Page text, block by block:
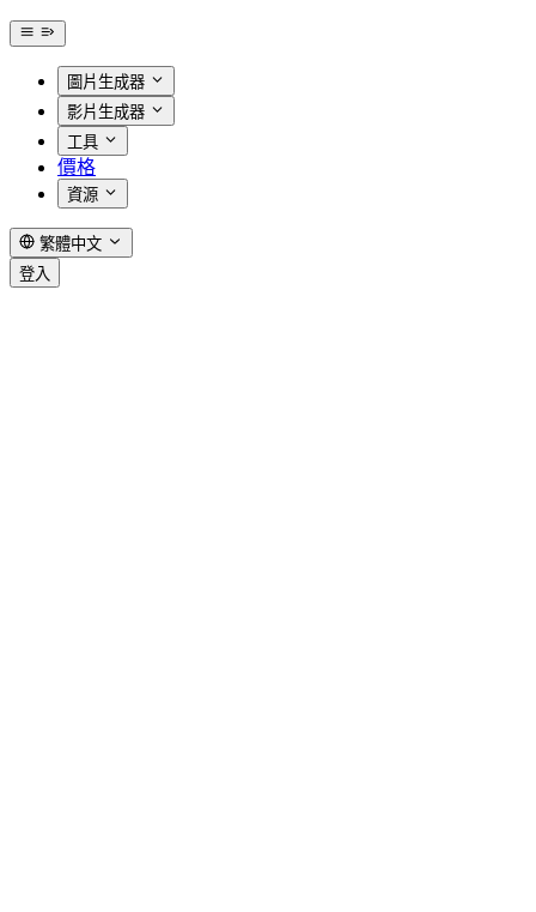
圖片生成器
影片生成器
工具
價格
資源
繁體中文
登入